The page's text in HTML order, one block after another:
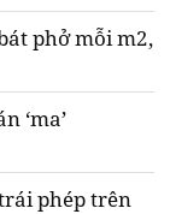
phở mỗi m2,
‘ma’
phép trên